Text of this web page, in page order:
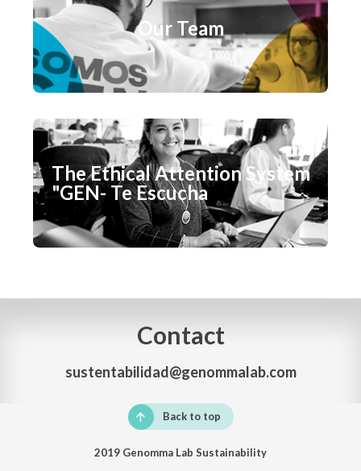
Our Team
The Ethical Attention System
"GEN- Te Escucha
Contact
sustentabilidad@genommalab.com
Back to top
2019 Genomma Lab Sustainability